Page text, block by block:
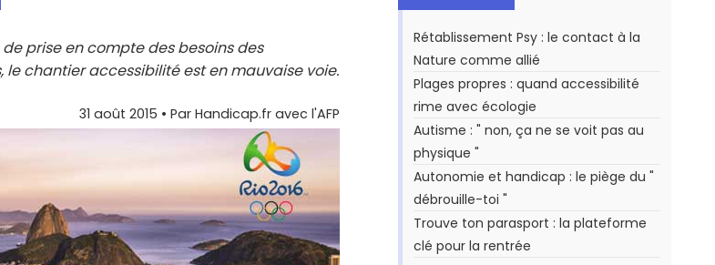
prise en compte des besoins des
chantier accessibilité est en mauvaise voie.
31 août 2015 • Par Handicap.fr avec l'AFP
Rétablissement Psy : le contact à la
Nature comme allié
Plages propres : quand accessibilité
rime avec écologie
Autisme : " non, ça ne se voit pas au
physique "
Autonomie et handicap : le piège du "
débrouille-toi "
Trouve ton parasport : la plateforme
clé pour la rentrée